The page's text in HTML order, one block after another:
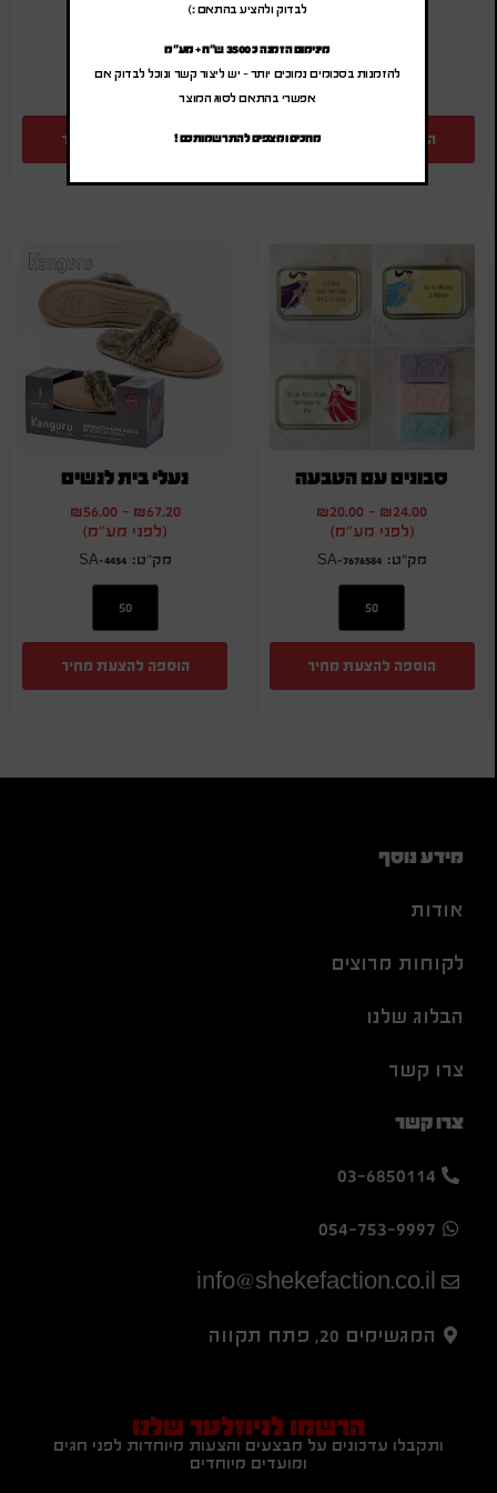
הוספה להצעת מחיר הוספה להצעת מחיר
סבונים עם הטבעה
₪24.00
-
₪20.00
(לפני מע"מ)
SA-7676584
הוספה להצעת מחיר
נעלי בית לנשים
₪67.20
-
₪56.00
(לפני מע"מ)
SA-4454
הוספה להצעת מחיר
מידע נוסף
אודות
לקוחות מרוצים
הבלוג שלנו
צרו קשר
צרו קשר
03-6850114
054-753-9997
info@shekefaction.co.il
המגשימים 20, פתח תקווה
הרשמו לניוזלטר שלנו
ותקבלו עדכונים על מבצעים והצעות מיוחדות לפני חגים
ומועדים מיוחדים
לבדוק ולהציע בהתאם :)
מינימום הזמנה כ 3500 ש"ח + מע"מ
להזמנות בסכומים נמוכים יותר – יש ליצור קשר ונוכל לבדוק אם
אפשרי בהתאם לסוג המוצר
מחכים ומצפים להתרשמותכם !